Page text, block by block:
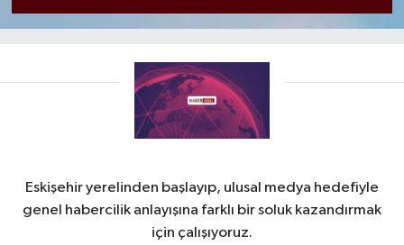
Eskişehir yerelinden başlayıp, ulusal medya hedefiyle
genel habercilik anlayışına farklı bir soluk kazandırmak
için çalışıyoruz.